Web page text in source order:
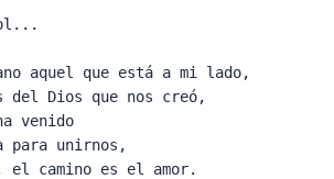
aquel que está a mi lado,
del Dios que nos creó,
venido
unirnos,
el camino es el amor.